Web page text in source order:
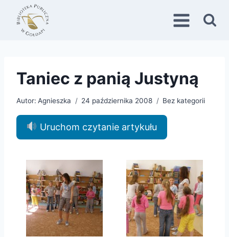
Przejdź
treści
Taniec z panią Justyną
Autor: Agnieszka 24 października 2008 Bez kategorii
Uruchom czytanie artykułu